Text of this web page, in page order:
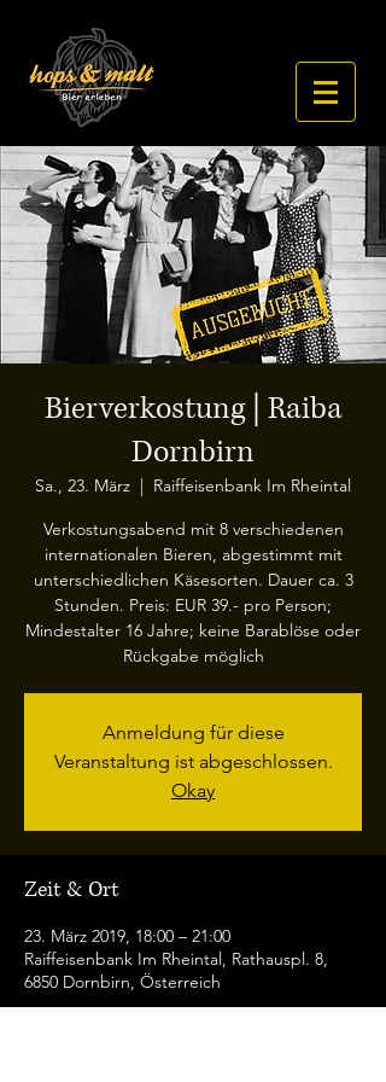
Bierverkostung | Raiba
Dornbirn
Sa., 23. März
  |
Raiffeisenbank Im Rheintal
Verkostungsabend mit 8 verschiedenen
internationalen Bieren, abgestimmt mit
unterschiedlichen Käsesorten. Dauer ca. 3
Stunden. Preis: EUR 39.- pro Person;
Mindestalter 16 Jahre; keine Barablöse oder
Rückgabe möglich
Anmeldung für diese
Veranstaltung ist abgeschlossen.
Okay
Zeit & Ort
23. März 2019, 18:00 – 21:00
Raiffeisenbank Im Rheintal, Rathauspl. 8,
6850 Dornbirn, Österreich